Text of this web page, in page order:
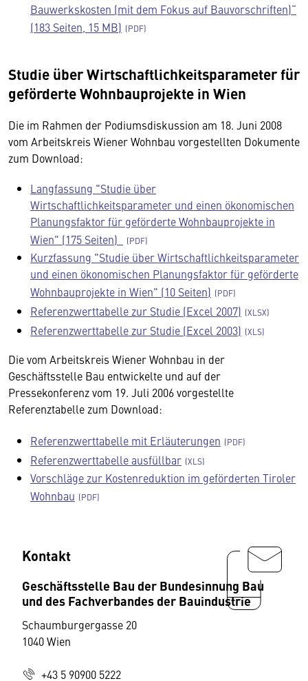
Bauwerkskosten (mit dem Fokus auf Bauvorschriften)“
(183 Seiten, 15 MB)
Studie über Wirtschaftlichkeitsparameter für
geförderte Wohnbauprojekte in Wien
Die im Rahmen der Podiumsdiskussion am 18. Juni 2008
vom Arbeitskreis Wiener Wohnbau vorgestellten Dokumente
zum Download:
Langfassung "Studie über
Wirtschaftlichkeitsparameter und einen ökonomischen
Planungsfaktor für geförderte Wohnbauprojekte in
Wien" (175 Seiten)
Kurzfassung "Studie über Wirtschaftlichkeitsparameter
und einen ökonomischen Planungsfaktor für geförderte
Wohnbauprojekte in Wien" (10 Seiten)
Referenzwerttabelle zur Studie (Excel 2007)
Referenzwerttabelle zur Studie (Excel 2003)
Die vom Arbeitskreis Wiener Wohnbau in der
Geschäftsstelle Bau entwickelte und auf der
Pressekonferenz vom 19. Juli 2006 vorgestellte
Referenztabelle zum Download:
Referenzwerttabelle mit Erläuterungen
Referenzwerttabelle ausfüllbar
Vorschläge zur Kostenreduktion im geförderten Tiroler
Wohnbau
Kontakt
Geschäftsstelle Bau der Bundesinnung Bau
und des Fachverbandes der Bauindustrie
Schaumburgergasse 20
1040 Wien
+43 5 90900 5222